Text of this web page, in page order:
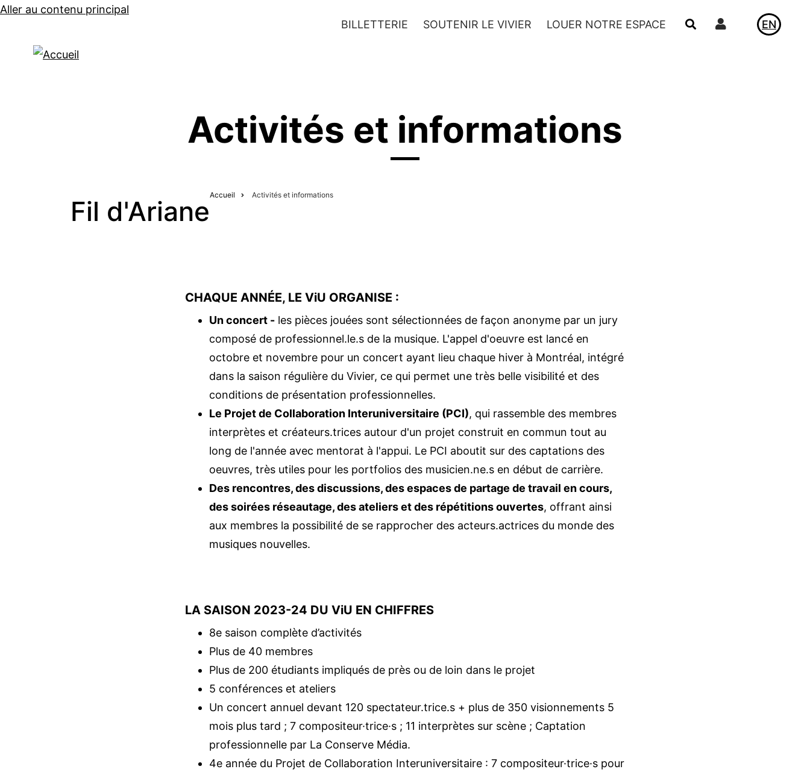
Aller au contenu principal
BILLETTERIE
SOUTENIR LE VIVIER LOUER NOTRE ESPACE UtilisateurEN
Activités et informations
Fil d'Ariane
Accueil Activités et informations
CHAQUE ANNÉE, LE ViU ORGANISE :
Un concert - les pièces jouées sont sélectionnées de façon anonyme par un jury
composé de professionnel.le.s de la musique. L'appel d'oeuvre est lancé en
octobre et novembre pour un concert ayant lieu chaque hiver à Montréal, intégré
dans la saison régulière du Vivier, ce qui permet une très belle visibilité et des
conditions de présentation professionnelles.
Le Projet de Collaboration Interuniversitaire (PCI), qui rassemble des membres
interprètes et créateurs.trices autour d'un projet construit en commun tout au
long de l'année avec mentorat à l'appui. Le PCI aboutit sur des captations des
oeuvres, très utiles pour les portfolios des musicien.ne.s en début de carrière.
Des rencontres, des discussions, des espaces de partage de travail en cours,
des soirées réseautage, des ateliers et des répétitions ouvertes, offrant ainsi
aux membres la possibilité de se rapprocher des acteurs.actrices du monde des
musiques nouvelles.
LA SAISON 2023-24 DU ViU EN CHIFFRES
8e saison complète d’activités
Plus de 40 membres
Plus de 200 étudiants impliqués de près ou de loin dans le projet
5 conférences et ateliers
Un concert annuel devant 120 spectateur.trice.s + plus de 350 visionnements 5
mois plus tard ; 7 compositeur·trice·s ; 11 interprètes sur scène ; Captation
professionnelle par La Conserve Média.
4e année du Projet de Collaboration Interuniversitaire : 7 compositeur·trice·s pour